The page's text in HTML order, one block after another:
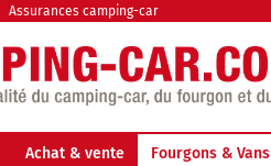
Assurances camping-car
Achat & vente Fourgons & Vans